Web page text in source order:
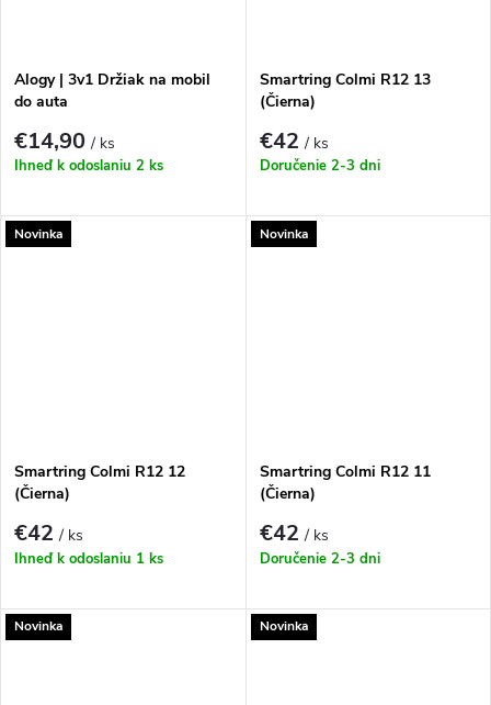
Alogy | 3v1 Držiak na mobil
do auta
€14,90/ ks
Ihneď k odoslaniu 2 ks
Smartring Colmi R12 13
(Čierna)
€42/ ks
Doručenie 2-3 dni
Novinka
Smartring Colmi R12 12
(Čierna)
€42/ ks
Ihneď k odoslaniu 1 ks
Novinka
Smartring Colmi R12 11
(Čierna)
€42/ ks
Doručenie 2-3 dni
Novinka Novinka